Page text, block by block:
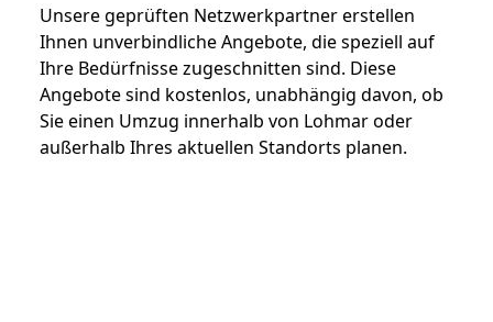
Unsere geprüften Netzwerkpartner erstellen
Ihnen unverbindliche Angebote, die speziell auf
Ihre Bedürfnisse zugeschnitten sind. Diese
Angebote sind kostenlos, unabhängig davon, ob
Sie einen Umzug innerhalb von Lohmar oder
außerhalb Ihres aktuellen Standorts planen.